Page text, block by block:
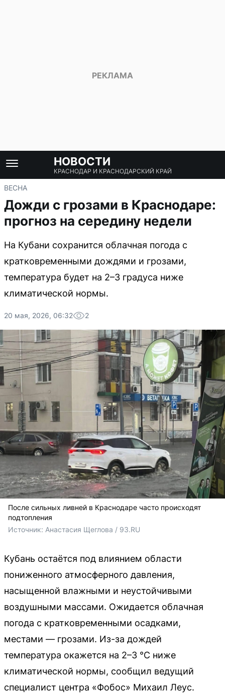
НОВОСТИ
КРАСНОДАР И КРАСНОДАРСКИЙ КРАЙ
ВЕСНА
Дожди с грозами в Краснодаре:
прогноз на середину недели
На Кубани сохранится облачная погода с
кратковременными дождями и грозами,
температура будет на 2–3 градуса ниже
климатической нормы.
20 мая, 2026, 06:32 2
После сильных ливней в Краснодаре часто происходят
подтопления
Источник: Анастасия Щеглова / 93.RU
Кубань остаётся под влиянием области
пониженного атмосферного давления,
насыщенной влажными и неустойчивыми
воздушными массами. Ожидается облачная
погода с кратковременными осадками,
местами — грозами. Из-за дождей
температура окажется на 2–3 °С ниже
климатической нормы, сообщил ведущий
специалист центра «Фобос» Михаил Леус.